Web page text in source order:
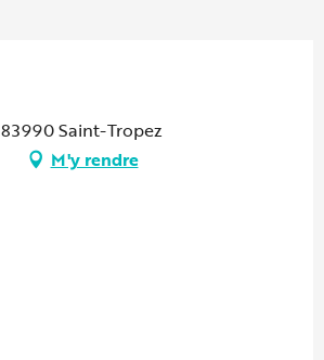
83990 Saint-Tropez
M'y rendre